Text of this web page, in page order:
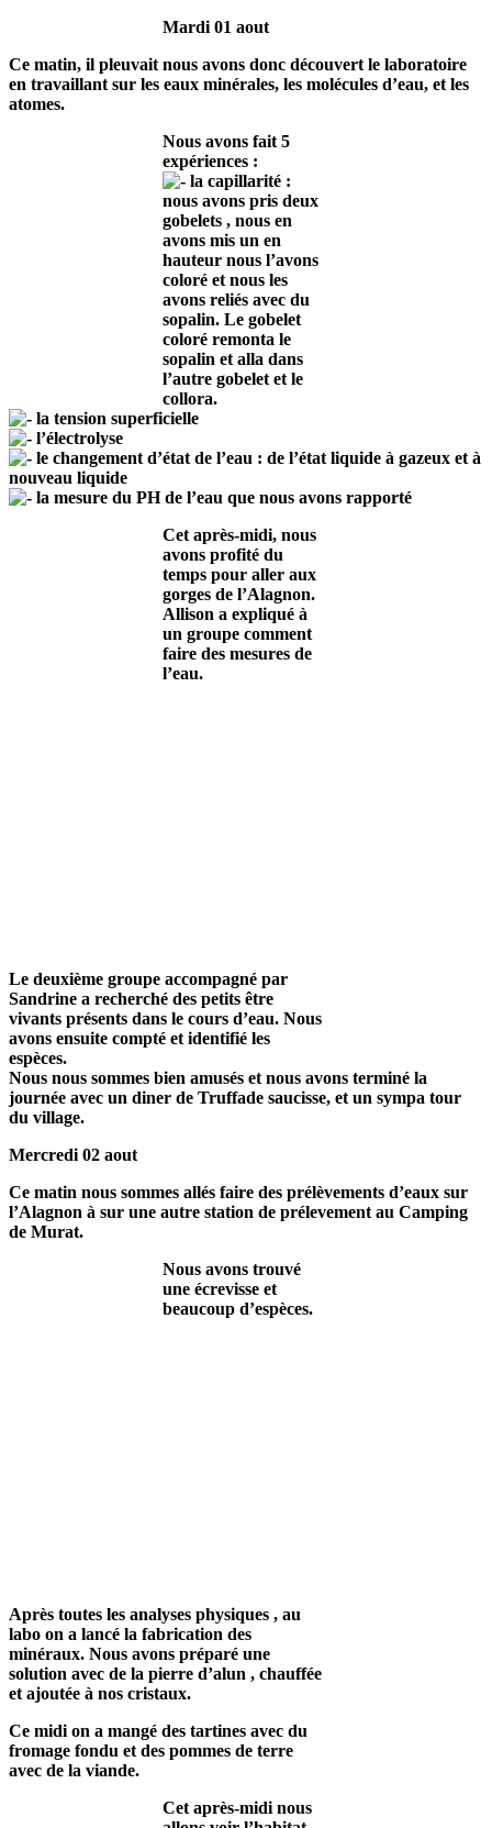
Mardi 01 aout
Ce matin, il pleuvait nous avons donc découvert le laboratoire
en travaillant sur les eaux minérales, les molécules d’eau, et les
atomes.
Nous avons fait 5
expériences :
la capillarité :
nous avons pris deux
gobelets , nous en
avons mis un en
hauteur nous l’avons
coloré et nous les
avons reliés avec du
sopalin. Le gobelet
coloré remonta le
sopalin et alla dans
l’autre gobelet et le
collora.
la tension superficielle
l’électrolyse
le changement d’état de l’eau : de l’état liquide à gazeux et à
nouveau liquide
la mesure du PH de l’eau que nous avons rapporté
Cet après-midi, nous
avons profité du
temps pour aller aux
gorges de l’Alagnon.
Allison a expliqué à
un groupe comment
faire des mesures de
l’eau.
Le deuxième groupe accompagné par
Sandrine a recherché des petits être
vivants présents dans le cours d’eau. Nous
avons ensuite compté et identifié les
espèces.
Nous nous sommes bien amusés et nous avons terminé la
journée avec un diner de Truffade saucisse, et un sympa tour
du village.
Mercredi 02 aout
Ce matin nous sommes allés faire des prélèvements d’eaux sur
l’Alagnon à sur une autre station de prélevement au Camping
de Murat.
Nous avons trouvé
une écrevisse et
beaucoup d’espèces.
Après toutes les analyses physiques , au
labo on a lancé la fabrication des
minéraux. Nous avons préparé une
solution avec de la pierre d’alun , chauffée
et ajoutée à nos cristaux.
Ce midi on a mangé des tartines avec du
fromage fondu et des pommes de terre
avec de la viande.
Cet après-midi nous